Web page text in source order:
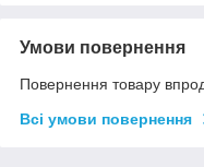
Умови повернення
Повернення товару
Всі умови повернення